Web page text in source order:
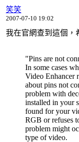
笑笑
2007-07-10 19:02
我在官網查到這個，
"Pins are not
In some cases
Video Enhancer
about pins not
problem with
installed in your
found for your
RGB or refuses
problem might
type of video.